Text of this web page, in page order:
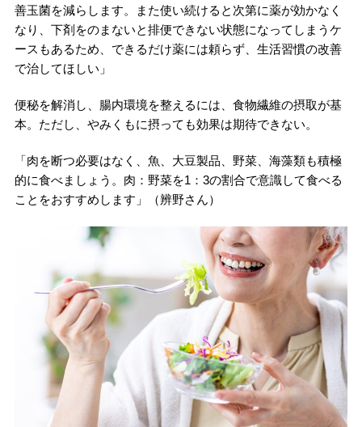
善玉菌を減らします。また使い続けると次第に薬が効かなく
なり、下剤をのまないと排便できない状態になってしまうケ
ースもあるため、できるだけ薬には頼らず、生活習慣の改善
で治してほしい」
便秘を解消し、腸内環境を整えるには、食物繊維の摂取が基
本。ただし、やみくもに摂っても効果は期待できない。
「肉を断つ必要はなく、魚、大豆製品、野菜、海藻類も積極
的に食べましょう。肉：野菜を1：3の割合で意識して食べる
ことをおすすめします」（辨野さん）